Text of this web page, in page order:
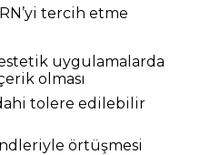
tercih etme
uygulamalarda
olması
tolere edilebilir
örtüşmesi